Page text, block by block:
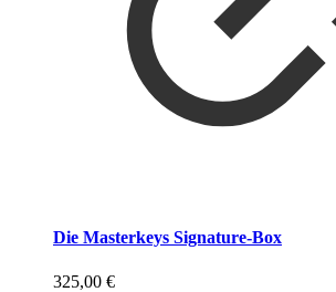
Die Masterkeys Signature-Box
325,00 €